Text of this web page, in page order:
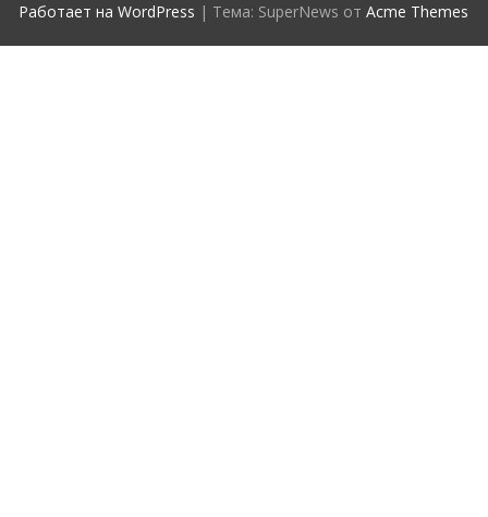
Работает на WordPress | Тема: SuperNews отAcme Themes